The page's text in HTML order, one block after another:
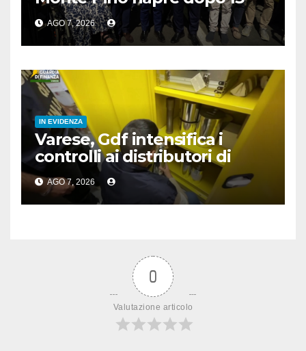
anni, opera fondamentale”
AGO 7, 2026
IN EVIDENZA
Varese, Gdf intensifica i
controlli ai distributori di
carburante, 6 multati
AGO 7, 2026
0
Valutazione articolo